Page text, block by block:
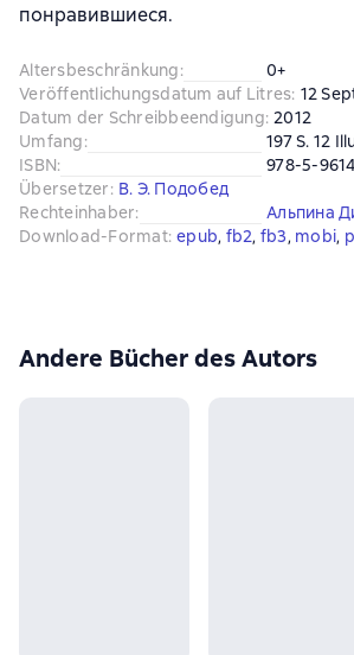
понравившиеся.
Altersbeschränkung:
0+
Veröffentlichungsdatum auf Litres: 12
Datum der Schreibbeendigung: 2012
Umfang:
197 S. 12
ISBN:
978-5-
Übersetzer: В. Э. Подобед
Rechteinhaber:
Альпина
Download-Format: epub, fb2, fb3, mobi,
Andere Bücher des Autors